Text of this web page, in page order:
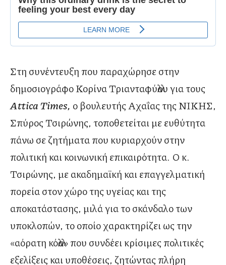
Στη συνέντευξη που παραχώρησε στην
δημοσιογράφο Κορίνα Τριανταφύλλου για τους
AtticaTimes, ο βουλευτής Αχαΐας της ΝΙΚΗΣ,
Σπύρος Τσιρώνης, τοποθετείται με ευθύτητα
πάνω σε ζητήματα που κυριαρχούν στην
πολιτική και κοινωνική επικαιρότητα. Ο κ.
Τσιρώνης, με ακαδημαϊκή και επαγγελματική
πορεία στον χώρο της υγείας και της
αποκατάστασης, μιλά για το σκάνδαλο των
υποκλοπών, το οποίο χαρακτηρίζει ως την
«αόρατη κόλλα» που συνδέει κρίσιμες πολιτικές
εξελίξεις και υποθέσεις, ζητώντας πλήρη